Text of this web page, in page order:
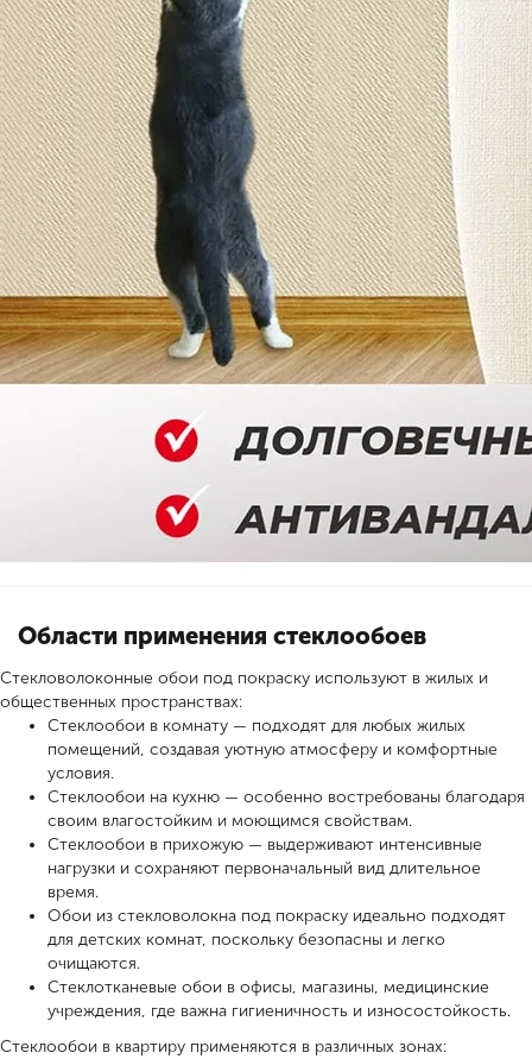
Области применения стеклообоев
Стекловолоконные обои под покраску используют в жилых и
общественных пространствах:
Стеклообои в комнату — подходят для любых жилых
помещений, создавая уютную атмосферу и комфортные
условия.
Стеклообои на кухню — особенно востребованы благодаря
своим влагостойким и моющимся свойствам.
Стеклообои в прихожую — выдерживают интенсивные
нагрузки и сохраняют первоначальный вид длительное
время.
Обои из стекловолокна под покраску идеально подходят
для детских комнат, поскольку безопасны и легко
очищаются.
Стеклотканевые обои в офисы, магазины, медицинские
учреждения, где важна гигиеничность и износостойкость.
Стеклообои в квартиру применяются в различных зонах: